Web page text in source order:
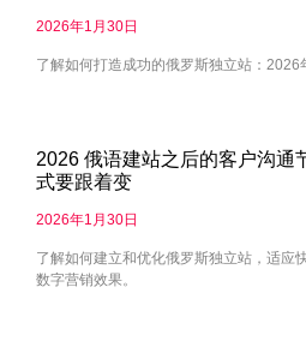
2026年1月30日
了解如何打造成功的俄罗斯独立站：2026
2026 俄语建站之后的客户沟通
式要跟着变
2026年1月30日
了解如何建立和优化俄罗斯独立站，适应
数字营销效果。